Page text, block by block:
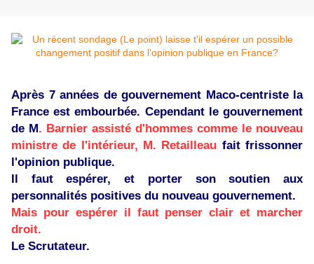
Après 7 années de gouvernement Maco-centriste la
France est embourbée. Cependant le gouvernement
de M. Barnier assisté d'hommes comme le nouveau
ministre de l'intérieur, M. Retailleau fait frissonner
l'opinion publique.
Il faut espérer, et porter son soutien aux
personnalités positives du nouveau gouvernement.
Mais pour espérer il faut penser clair et marcher
droit.
Le Scrutateur.